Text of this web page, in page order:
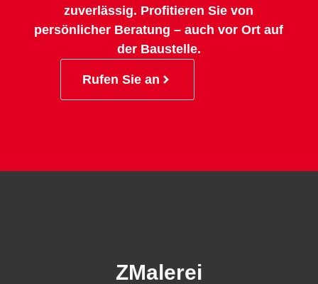
zuverlässig. Profitieren Sie von
persönlicher Beratung – auch vor Ort auf
der Baustelle.
Rufen Sie an
ZMalerei